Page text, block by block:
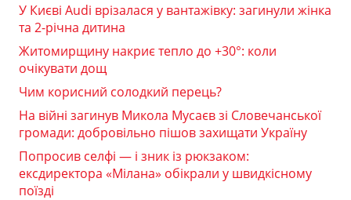
У Києві Audi врізалася у вантажівку: загинули жінка
та 2-річна дитина
Житомирщину накриє тепло до +30°: коли
очікувати дощ
Чим корисний солодкий перець?
На війні загинув Микола Мусаєв зі Словечанської
громади: добровільно пішов захищати Україну
Попросив селфі — і зник із рюкзаком:
ексдиректора «Мілана» обікрали у швидкісному
поїзді